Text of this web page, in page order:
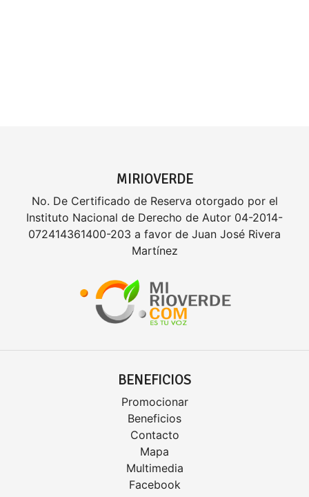
MIRIOVERDE
No. De Certificado de Reserva otorgado por el
Instituto Nacional de Derecho de Autor 04-2014-
072414361400-203 a favor de Juan José Rivera
Martínez
BENEFICIOS
Promocionar
Beneficios
Contacto
Mapa
Multimedia
Facebook